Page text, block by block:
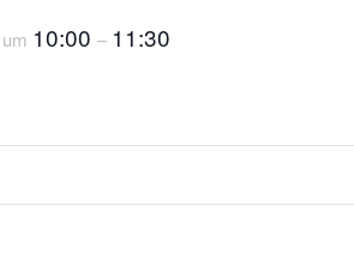
um 10:00 – 11:30